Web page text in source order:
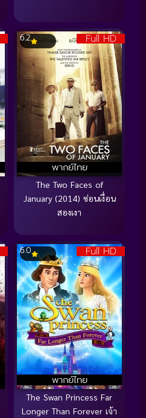
Full HD
พากย์ไทย
6.2
The Two Faces of
January (2014) ซ่อนเงื่อน
สองเงา
Full HD
พากย์ไทย
6.0
The Swan Princess Far
Longer Than Forever เจ้า